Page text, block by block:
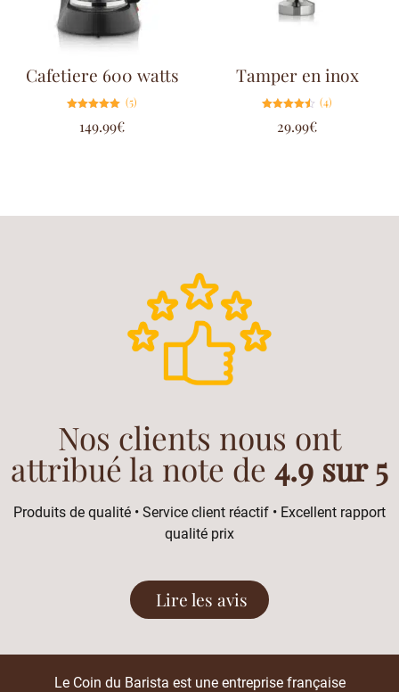
Cafetiere 600 watts
5.00
sur 5
(5)
149.99€
Tamper en inox
4.50
sur 5
(4)
29.99€
Nos clients nous ont
attribué la note de 4.9 sur 5
Produits de qualité • Service client réactif • Excellent rapport
qualité prix
Lire les avis
Le Coin du Barista est une entreprise française